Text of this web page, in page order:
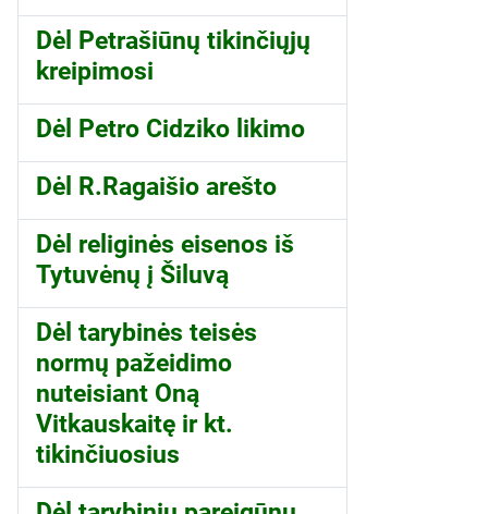
Dėl Petrašiūnų tikinčiųjų
kreipimosi
Dėl Petro Cidziko likimo
Dėl R.Ragaišio arešto
Dėl religinės eisenos iš
Tytuvėnų į Šiluvą
Dėl tarybinės teisės
normų pažeidimo
nuteisiant Oną
Vitkauskaitę ir kt.
tikinčiuosius